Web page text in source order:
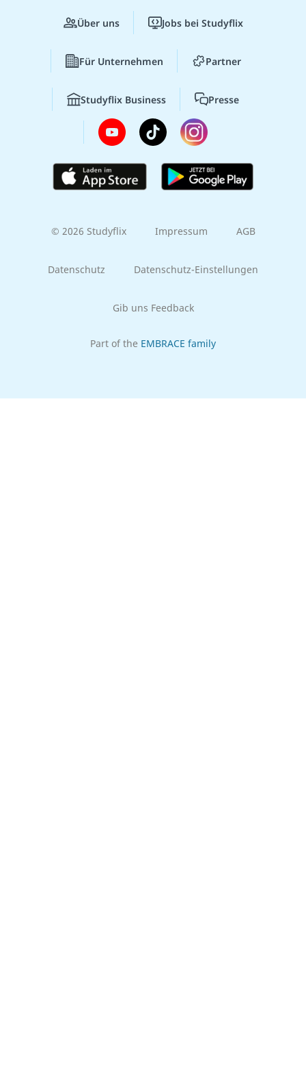
Über uns Jobs bei Studyflix
Für Unternehmen Partner
Studyflix Business Presse
© 2026 Studyflix Impressum AGB
Datenschutz Datenschutz-Einstellungen
Gib uns Feedback
Part of the EMBRACE family